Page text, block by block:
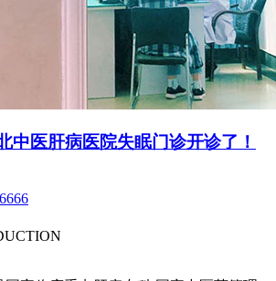
中医肝病医院失眠门诊开诊了！